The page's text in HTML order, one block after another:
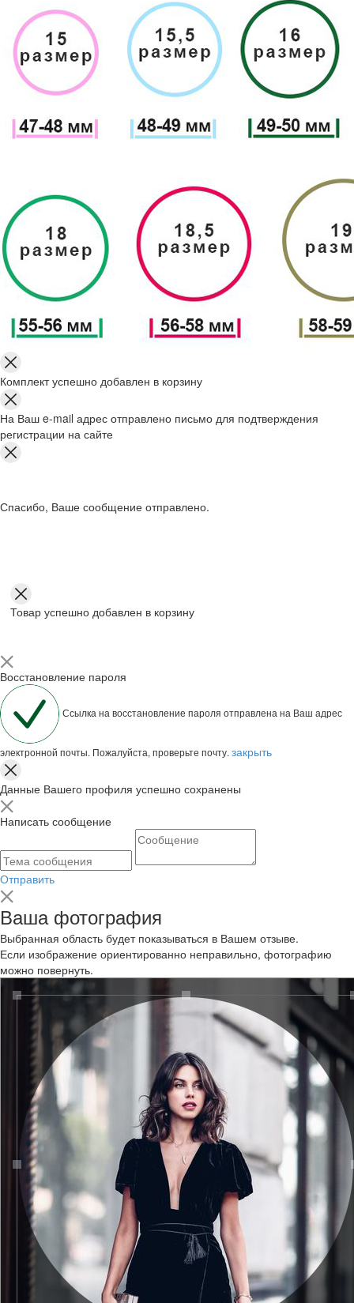
Комплект успешно добавлен в корзину
На Ваш e-mail адрес отправлено письмо для подтверждения
регистрации на сайте
Спасибо, Ваше сообщение отправлено.
Товар успешно добавлен в корзину
Восстановление пароля
Ссылка на восстановление пароля отправлена на Ваш адрес
электронной почты. Пожалуйста, проверьте почту. закрыть
Данные Вашего профиля успешно сохранены
Написать сообщение
Отправить
Ваша фотография
Выбранная область будет показываться в Вашем отзыве.
Если изображение ориентированно неправильно, фотографию
можно повернуть.